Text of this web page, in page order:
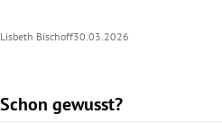
Lisbeth Bischoff30.03.2026
Schon gewusst?